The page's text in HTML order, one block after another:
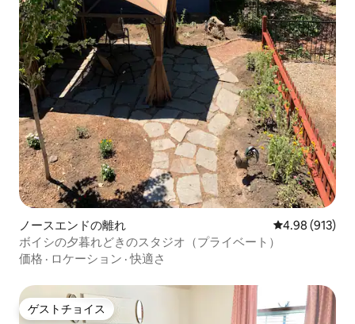
ノースエンドの離れ レビュー913
4.98 (913)
ボイシの夕暮れどきのスタジオ（プライベート）
価格 · ロケーション ·快適さ
ゲストチョイス
ゲストチョイス